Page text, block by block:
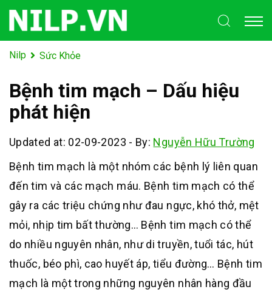
Nilp Sức Khỏe
Bệnh tim mạch – Dấu hiệu
phát hiện
Updated at: 02-09-2023 - By: Nguyễn Hữu Trường
Bệnh tim mạch là một nhóm các bệnh lý liên quan
đến tim và các mạch máu. Bệnh tim mạch có thể
gây ra các triệu chứng như đau ngực, khó thở, mệt
mỏi, nhịp tim bất thường… Bệnh tim mạch có thể
do nhiều nguyên nhân, như di truyền, tuổi tác, hút
thuốc, béo phì, cao huyết áp, tiểu đường… Bệnh tim
mạch là một trong những nguyên nhân hàng đầu